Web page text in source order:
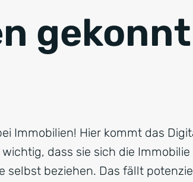
CRM für Banken
Immobilien! Hier kommt das
dass sie sich die
selbst beziehen. Das fällt